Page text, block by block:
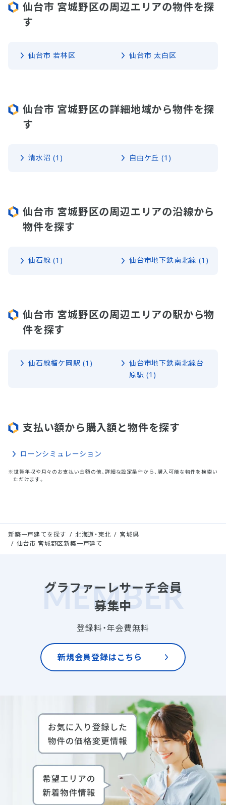
仙台市 宮城野区の周辺エリアの物件を探
す
仙台市 若林区 仙台市 太白区
仙台市 宮城野区の詳細地域から物件を探
す
清水沼 (1) 自由ケ丘 (1)
仙台市 宮城野区の周辺エリアの沿線から
物件を探す
仙石線 (1) 仙台市地下鉄南北線 (1)
仙台市 宮城野区の周辺エリアの駅から物
件を探す
仙石線榴ケ岡駅 (1)
仙台市地下鉄南北線台
原駅 (1)
支払い額から購入額と物件を探す
ローンシミュレーション
※世帯年収や月々のお支払い金額の他、詳細な設定条件から、購入可能な物件を検索い
ただけます。
新築一戸建てを探す 北海道・東北
宮城県
仙台市 宮城野区新築一戸建て
グラファーレサーチ会員
募集中
登録料・年会費無料
新規会員登録はこちら